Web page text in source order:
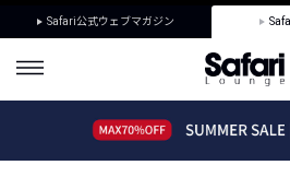
Safari公式ウェブマガジン